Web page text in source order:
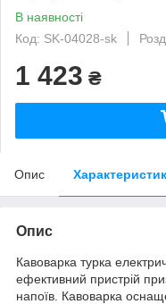
В наявності
Код: SK-04028-sk
1 423 ₴
Опис
Опис
Кавоварка турка
ефективний пристрій
напоїв. Кавоварка